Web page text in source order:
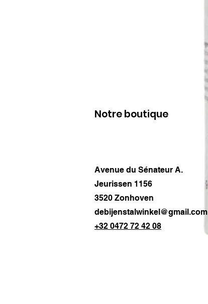
Notre boutique
Avenue du Sénateur A.
Jeurissen 1156
3520 Zonhoven
debijenstalwinkel@gmail.com
+32 0472 72 42 08